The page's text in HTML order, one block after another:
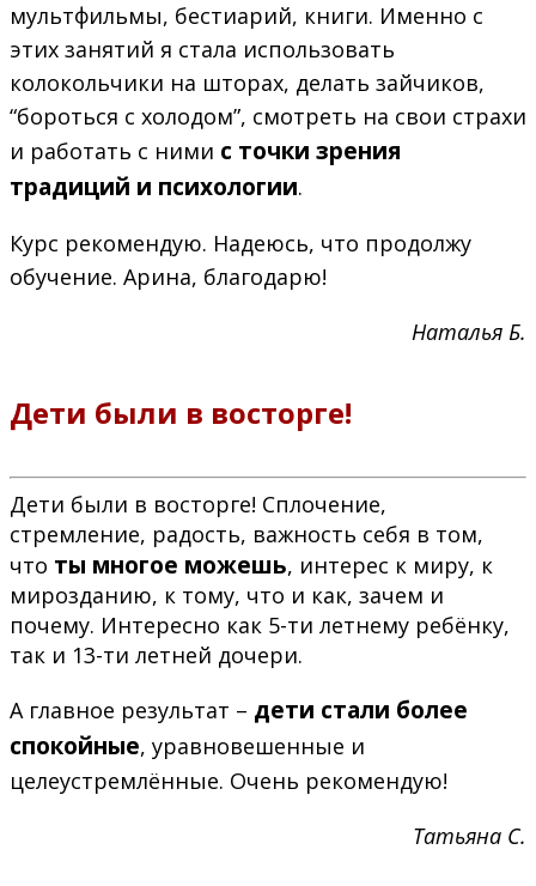
мультфильмы, бестиарий, книги. Именно с
этих занятий я стала использовать
колокольчики на шторах, делать зайчиков,
“бороться с холодом”, смотреть на свои страхи
и работать с ними с точки зрения
традиций и психологии.
Курс рекомендую. Надеюсь, что продолжу
обучение. Арина, благодарю!
Наталья Б.
Дети были в восторге!
Дети были в восторге! Сплочение,
стремление, радость, важность себя в том,
что ты многое можешь, интерес к миру, к
мирозданию, к тому, что и как, зачем и
почему. Интересно как 5-ти летнему ребёнку,
так и 13-ти летней дочери.
А главное результат – дети стали более
спокойные, уравновешенные и
целеустремлённые. Очень рекомендую!
Татьяна С.